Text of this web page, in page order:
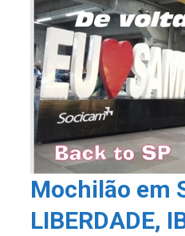
Mochilão em
LIBERDADE,